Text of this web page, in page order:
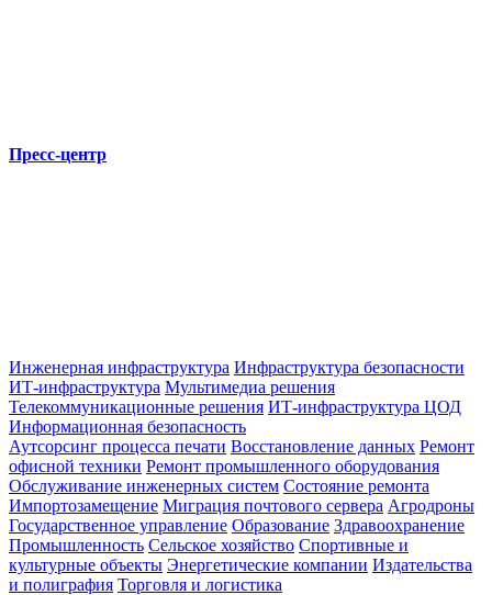
Пресс-центр
Инженерная инфраструктура Инфраструктура безопасности
ИТ-инфраструктура Мультимедиа решения
Телекоммуникационные решения ИТ-инфраструктура ЦОД
Информационная безопасность
Аутсорсинг процесса печати Восстановление данных Ремонт
офисной техники Ремонт промышленного оборудования
Обслуживание инженерных систем Состояние ремонта
Импортозамещение Миграция почтового сервера Агродроны
Государственное управление Образование Здравоохранение
Промышленность Сельское хозяйство Спортивные и
культурные объекты Энергетические компании Издательства
и полиграфия Торговля и логистика